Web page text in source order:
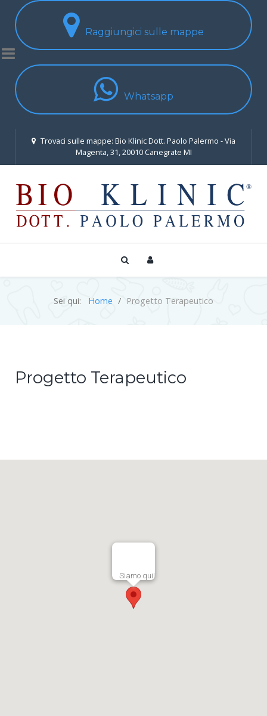
Raggiungici sulle mappe
Whatsapp
Trovaci sulle mappe: Bio Klinic Dott. Paolo Palermo - Via
Magenta, 31, 20010 Canegrate MI
Sei qui: Home Progetto Terapeutico
Progetto Terapeutico
Siamo qui!